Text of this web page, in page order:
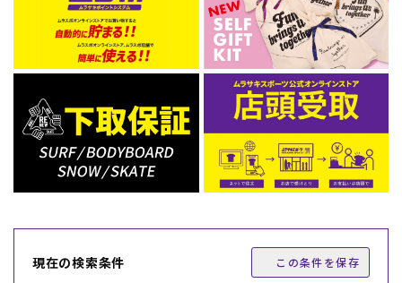
ムラサキスポーツ 公式アプリ
ポイント・クーポンもこのアプリで！
現在の検索条件 この条件を保存